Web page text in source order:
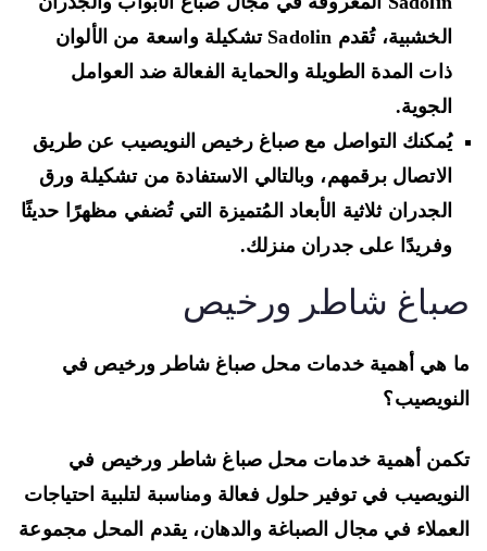
الخشبية، تُقدم Sadolin تشكيلة واسعة من الألوان
ذات المدة الطويلة والحماية الفعالة ضد العوامل
الجوية.
يُمكنك التواصل مع صباغ رخيص النويصيب عن طريق
الاتصال برقمهم، وبالتالي الاستفادة من تشكيلة ورق
الجدران ثلاثية الأبعاد المُتميزة التي تُضفي مظهرًا حديثًا
وفريدًا على جدران منزلك.
شاطر ورخيص
هي أهمية خدمات محل صباغ شاطر ورخيص في
أهمية خدمات محل صباغ شاطر ورخيص في
في توفير حلول فعالة ومناسبة لتلبية احتياجات
في مجال الصباغة والدهان، يقدم المحل مجموعة